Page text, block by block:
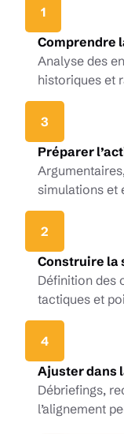
1
Comprendre
Analyse des
historiques et
3
Préparer
simulations et
2
Construire la
Définition des
tactiques et
4
Ajuster dans
Débriefings,
l’alignement